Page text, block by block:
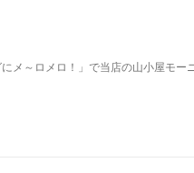
メ～ロメロ！」で当店の山小屋モー